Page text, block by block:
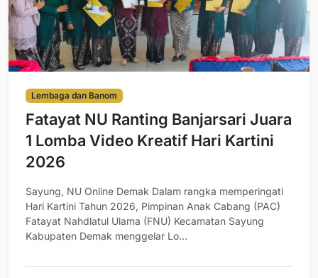
Lembaga dan Banom
Fatayat NU Ranting Banjarsari Juara
1 Lomba Video Kreatif Hari Kartini
2026
Sayung, NU Online Demak Dalam rangka memperingati
Hari Kartini Tahun 2026, Pimpinan Anak Cabang (PAC)
Fatayat Nahdlatul Ulama (FNU) Kecamatan Sayung
Kabupaten Demak menggelar Lo...